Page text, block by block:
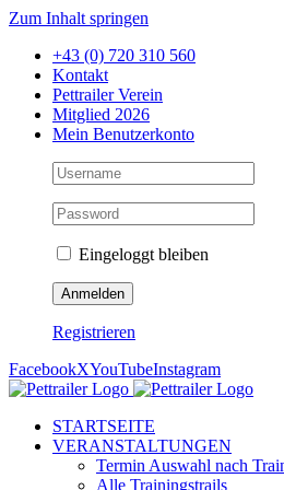
Zum Inhalt springen
+43 (0) 720 310 560
Kontakt
Pettrailer Verein
Mitglied 2026
Mein Benutzerkonto
Eingeloggt bleiben
Registrieren
FacebookXYouTubeInstagram
STARTSEITE
VERANSTALTUNGEN
Termin Auswahl nach
Alle Trainingstrails